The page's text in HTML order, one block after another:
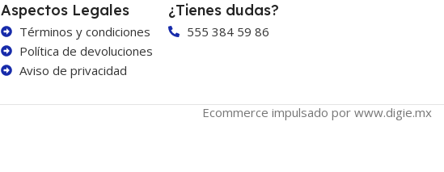
Aspectos Legales
Términos y condiciones
Política de devoluciones
Aviso de privacidad
¿Tienes dudas?
555 384 59 86
Ecommerce impulsado por www.digie.mx